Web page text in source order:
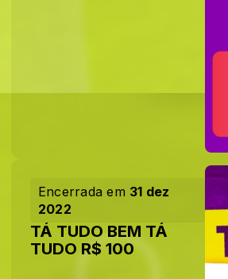
Encerrada em 31 dez
2022
TÁ TUDO BEM TÁ
TUDO R$ 100